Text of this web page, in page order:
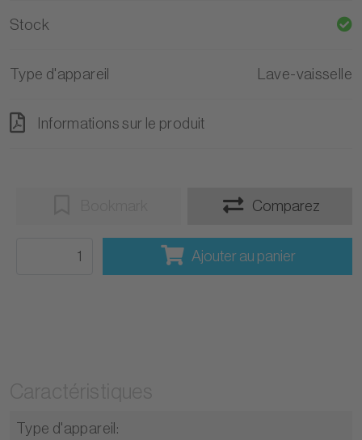
Stock
Type d'appareil Lave-vaisselle
Informations sur le produit
Comparez
Ajouter au panier
Type d'appareil :